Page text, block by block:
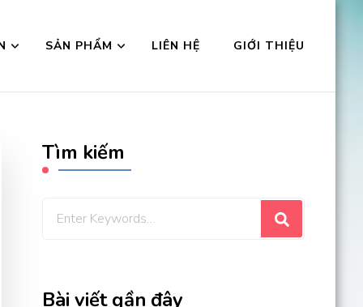
SẢN PHẨM LIÊN HỆ GIỚI THIỆU
Tìm kiếm
Looking
Bài viết gần đây